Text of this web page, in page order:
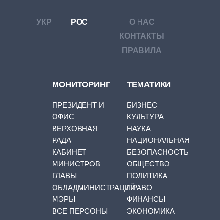
УКР РОС
О НАС
КОНТАКТЫ
ПРАВИЛА
МОНИТОРИНГ
ПРЕЗИДЕНТ И
ОФИС
ВЕРХОВНАЯ
РАДА
КАБИНЕТ
МИНИСТРОВ
ГЛАВЫ
ОБЛАДМИНИСТРАЦИЙ
МЭРЫ
ВСЕ ПЕРСОНЫ
ТЕМАТИКИ
БИЗНЕС
КУЛЬТУРА
НАУКА
НАЦИОНАЛЬНАЯ
БЕЗОПАСНОСТЬ
ОБЩЕСТВО
ПОЛИТИКА
ПРАВО
ФИНАНСЫ
ЭКОНОМИКА